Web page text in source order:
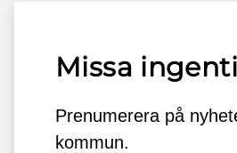
Missa
Prenumerera på
kommun.